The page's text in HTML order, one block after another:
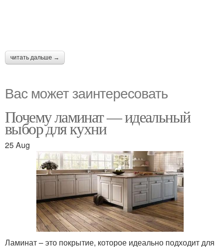
читать дальше →
Вас может заинтересовать
Почему ламинат — идеальный
выбор для кухни
25 Aug
Ламинат – это покрытие, которое идеально подходит для